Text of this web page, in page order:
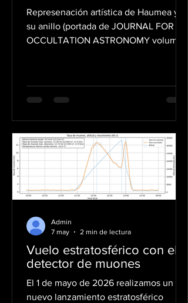
Represenación artística de Haumea y
su anillo (portada de JOURNAL FOR
OCCULTATION ASTRONOMY volume
científica especialmente relevante para
permite obtener información
extremadamente precisa sobre el
tamaño, forma, densidad y entorno de
estos cuerpos distantes mediante el
análisis de la desaparición momentánea
Vuelo estratosférico con el
detector de muones
El 1 de mayo de 2026 realizamos un
nuevo lanzamiento estratosférico
Admin
7 may
2 min de lectura